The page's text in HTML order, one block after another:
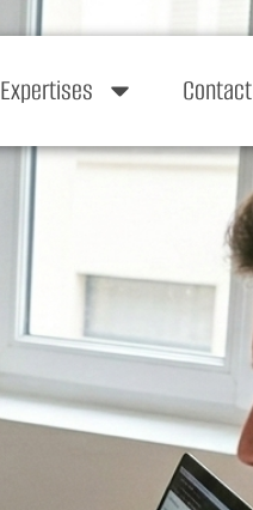
Expertises Contact